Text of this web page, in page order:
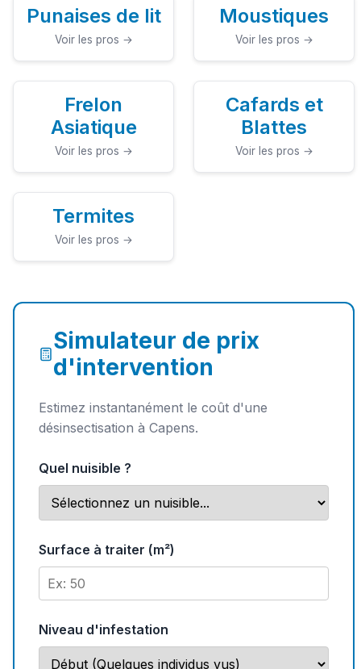
Punaises de lit
Voir les pros →
Moustiques
Voir les pros →
Frelon
Asiatique
Voir les pros →
Cafards et
Blattes
Voir les pros →
Termites
Voir les pros →
Simulateur de prix
d'intervention
Estimez instantanément le coût d'une
désinsectisation à Capens.
Quel nuisible ?
Surface à traiter (m²)
Niveau d'infestation